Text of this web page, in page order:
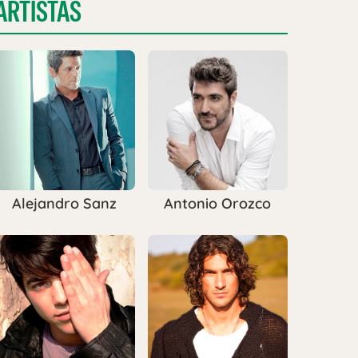
Alejandro Sanz Antonio Orozco